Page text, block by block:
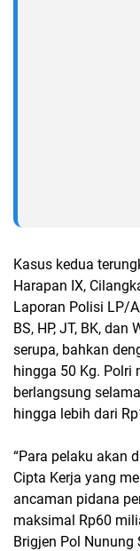
Kasus kedua
Harapan IX,
Laporan Polisi LP/
BS, HP, JT, BK,
serupa, bahkan
hingga 50 Kg. Polri
berlangsung
hingga lebih dari
“Para pelaku akan
Cipta Kerja yang
ancaman pidana
maksimal Rp60
Brigjen Pol Nunung